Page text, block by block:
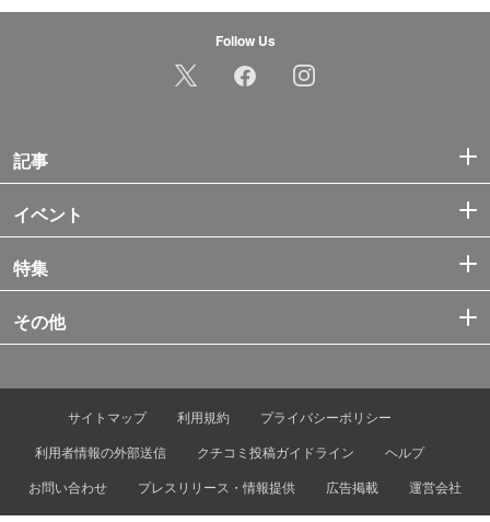
Follow Us
記事
イベント
特集
その他
サイトマップ 利用規約
プライバシーポリシー
利用者情報の外部送信
クチコミ投稿ガイドライン
ヘルプ
お問い合わせ
プレスリリース・情報提供 広告掲載 運営会社